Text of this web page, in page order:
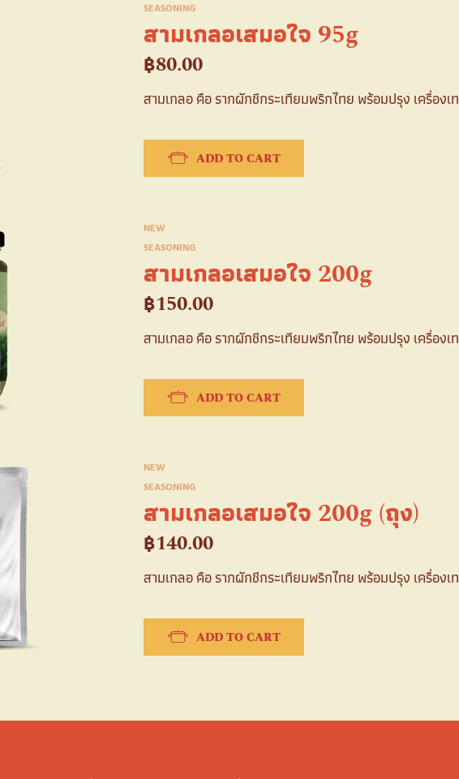
SEASONING
สามเกลอเสมอใจ 95g
฿80.00
สามเกลอ คือ รากผักชีกระเทียมพริกไทย พร้อมปรุง เครื่อง
ADD TO CART
NEW
SEASONING
สามเกลอเสมอใจ 200g
฿150.00
สามเกลอ คือ รากผักชีกระเทียมพริกไทย พร้อมปรุง เครื่อง
ADD TO CART
NEW
SEASONING
สามเกลอเสมอใจ 200g (ถุง)
฿140.00
สามเกลอ คือ รากผักชีกระเทียมพริกไทย พร้อมปรุง เครื่อง
ADD TO CART